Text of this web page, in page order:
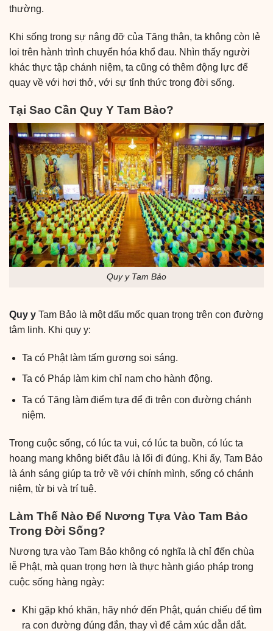
thường.
Khi sống trong sự nâng đỡ của Tăng thân, ta không còn lẻ
loi trên hành trình chuyển hóa khổ đau. Nhìn thấy người
khác thực tập chánh niệm, ta cũng có thêm động lực để
quay về với hơi thở, với sự tỉnh thức trong đời sống.
Tại Sao Cần Quy Y Tam Bảo?
Quy y Tam Bảo
Quy y Tam Bảo là một dấu mốc quan trọng trên con đường
tâm linh. Khi quy y:
Ta có Phật làm tấm gương soi sáng.
Ta có Pháp làm kim chỉ nam cho hành động.
Ta có Tăng làm điểm tựa để đi trên con đường chánh
niệm.
Trong cuộc sống, có lúc ta vui, có lúc ta buồn, có lúc ta
hoang mang không biết đâu là lối đi đúng. Khi ấy, Tam Bảo
là ánh sáng giúp ta trở về với chính mình, sống có chánh
niệm, từ bi và trí tuệ.
Làm Thế Nào Để Nương Tựa Vào Tam Bảo
Trong Đời Sống?
Nương tựa vào Tam Bảo không có nghĩa là chỉ đến chùa
lễ Phật, mà quan trọng hơn là thực hành giáo pháp trong
cuộc sống hàng ngày:
Khi gặp khó khăn, hãy nhớ đến Phật, quán chiếu để tìm
ra con đường đúng đắn, thay vì để cảm xúc dẫn dắt.